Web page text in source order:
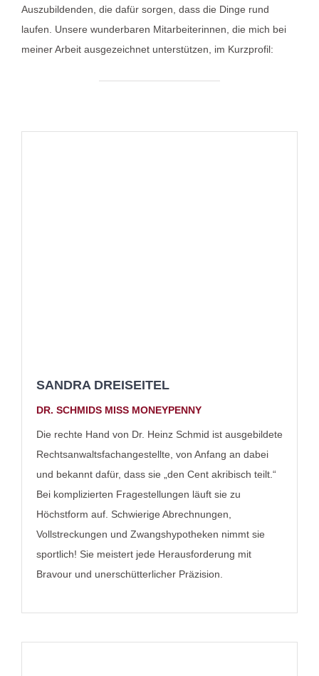
Auszubildenden, die dafür sorgen, dass die Dinge rund
laufen. Unsere wunderbaren Mitarbeiterinnen, die mich bei
meiner Arbeit ausgezeichnet unterstützen, im Kurzprofil:
SANDRA DREISEITEL
DR. SCHMIDS MISS MONEYPENNY
Die rechte Hand von Dr. Heinz Schmid ist ausgebildete
Rechtsanwaltsfachangestellte, von Anfang an dabei
und bekannt dafür, dass sie „den Cent akribisch teilt.“
Bei komplizierten Fragestellungen läuft sie zu
Höchstform auf. Schwierige Abrechnungen,
Vollstreckungen und Zwangshypotheken nimmt sie
sportlich! Sie meistert jede Herausforderung mit
Bravour und unerschütterlicher Präzision.